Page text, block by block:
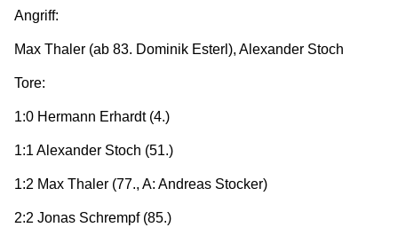
Angriff:
Max Thaler (ab 83. Dominik Esterl), Alexander Stoch
Tore:
1:0 Hermann Erhardt (4.)
1:1 Alexander Stoch (51.)
1:2 Max Thaler (77., A: Andreas Stocker)
2:2 Jonas Schrempf (85.)